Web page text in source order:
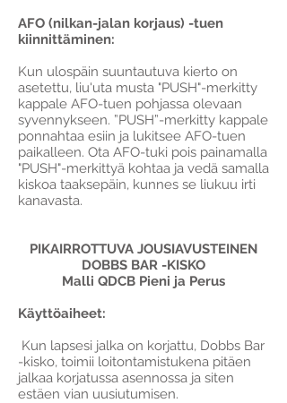
AFO (nilkan-jalan korjaus) -tuen
kiinnittäminen:
Kun ulospäin suuntautuva kierto on
asetettu, liu'uta musta "PUSH"-merkitty
kappale AFO-tuen pohjassa olevaan
syvennykseen. ”PUSH”-merkitty kappale
ponnahtaa esiin ja lukitsee AFO-tuen
paikalleen. Ota AFO-tuki pois painamalla
"PUSH"-merkittyä kohtaa ja vedä samalla
kiskoa taaksepäin, kunnes se liukuu irti
kanavasta.
PIKAIRROTTUVA JOUSIAVUSTEINEN
DOBBS BAR -KISKO
Malli QDCB Pieni ja Perus
Käyttöaiheet:
Kun lapsesi jalka on korjattu, Dobbs Bar
-kisko, toimii loitontamistukena pitäen
jalkaa korjatussa asennossa ja siten
estäen vian uusiutumisen.